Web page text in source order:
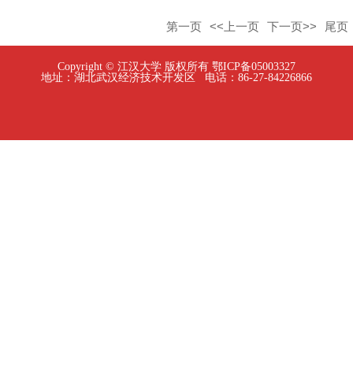
第一页 <<上一页 下一页>> 尾页
Copyright © 江汉大学 版权所有 鄂ICP备05003327
地址：湖北武汉经济技术开发区 电话：86-27-84226866